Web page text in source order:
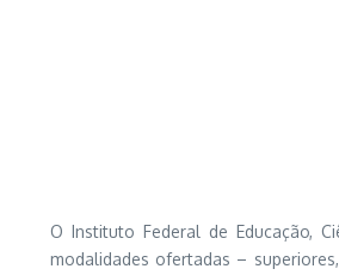
O Instituto Federal de Educação,
modalidades ofertadas –